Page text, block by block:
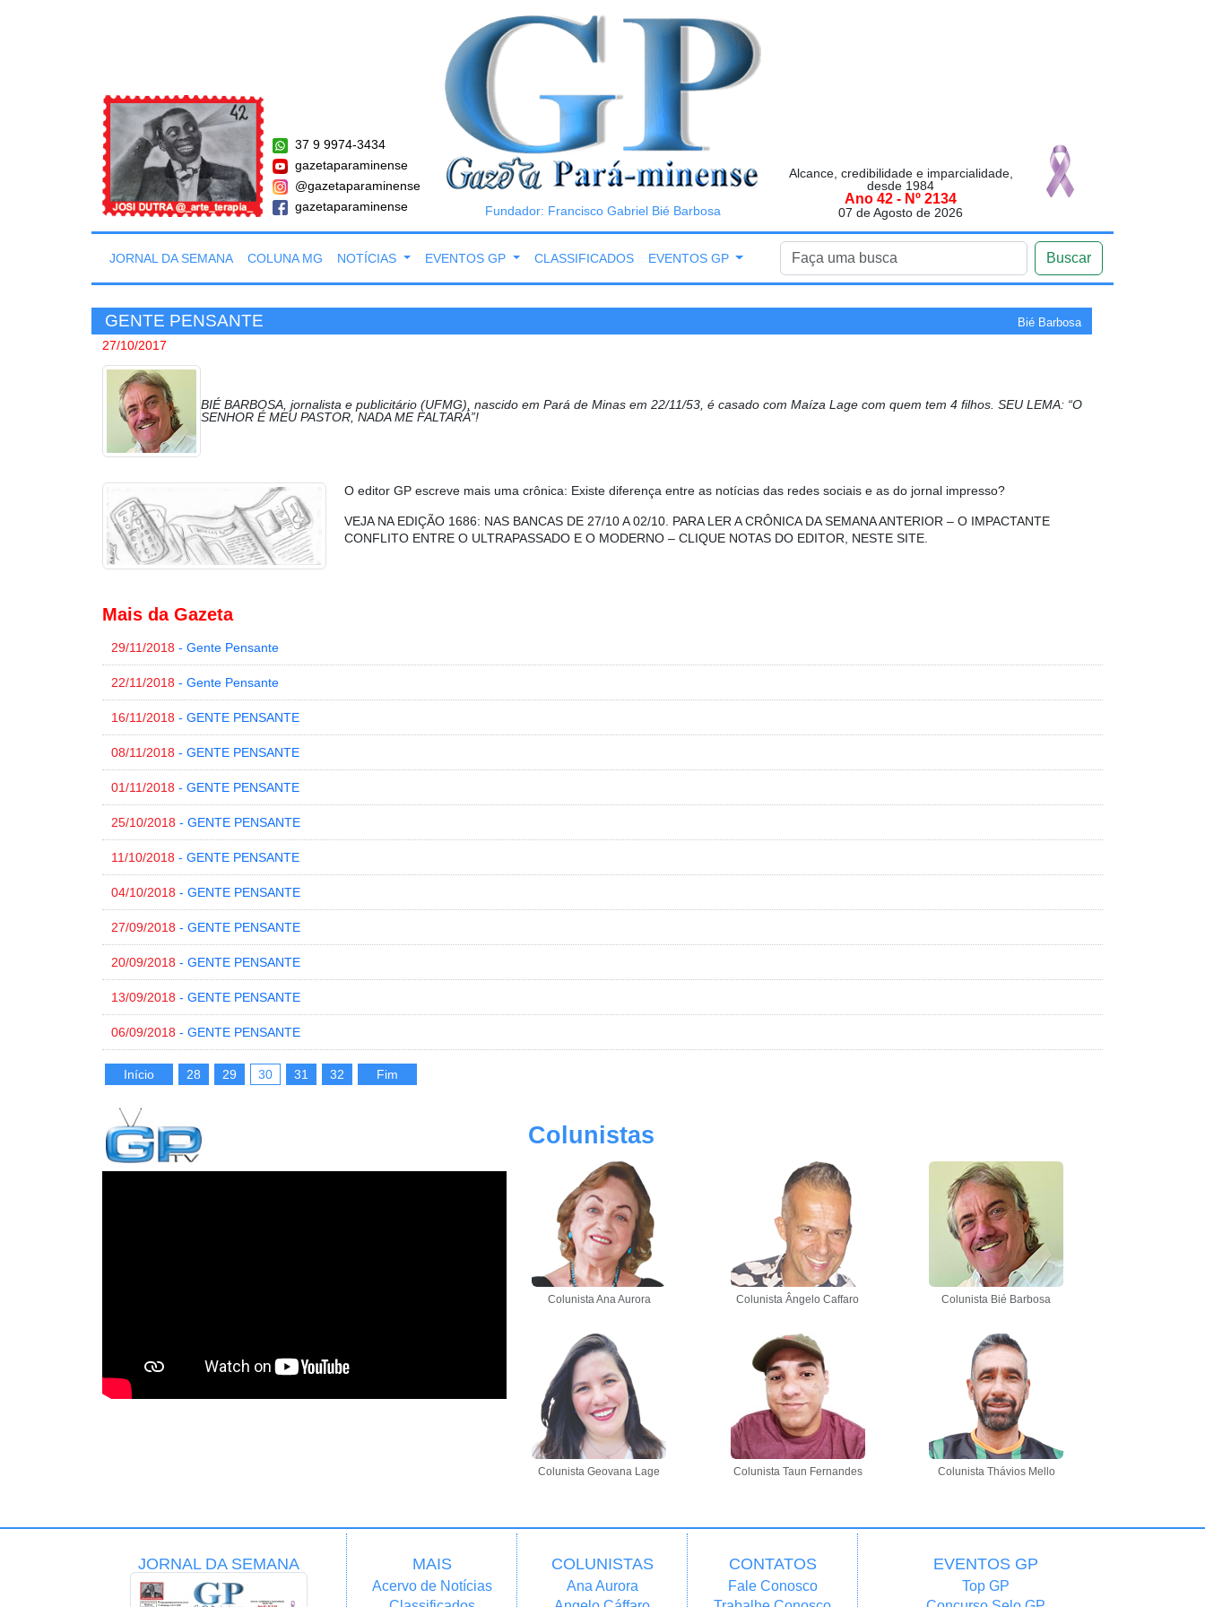
37 9 9974-3434
gazetaparaminense
@gazetaparaminense
gazetaparaminense
Fundador: Francisco Gabriel Bié Barbosa
Alcance, credibilidade e imparcialidade,
desde 1984
Ano 42 - Nº 2134
07 de Agosto de 2026
JORNAL DA SEMANA COLUNA MG NOTÍCIAS EVENTOS GP CLASSIFICADOS EVENTOS GP Buscar
GENTE PENSANTE Bié Barbosa
27/10/2017
BIÉ BARBOSA, jornalista e publicitário (UFMG), nascido em Pará de Minas em 22/11/53, é casado com Maíza Lage com quem tem 4 filhos. SEU LEMA: “O
SENHOR É MEU PASTOR, NADA ME FALTARÁ”!
O editor GP escreve mais uma crônica: Existe diferença entre as notícias das redes sociais e as do jornal impresso?
VEJA NA EDIÇÃO 1686: NAS BANCAS DE 27/10 A 02/10. PARA LER A CRÔNICA DA SEMANA ANTERIOR – O IMPACTANTE
CONFLITO ENTRE O ULTRAPASSADO E O MODERNO – CLIQUE NOTAS DO EDITOR, NESTE SITE.
Mais da Gazeta
29/11/2018 - Gente Pensante
22/11/2018 - Gente Pensante
16/11/2018 - GENTE PENSANTE
08/11/2018 - GENTE PENSANTE
01/11/2018 - GENTE PENSANTE
25/10/2018 - GENTE PENSANTE
11/10/2018 - GENTE PENSANTE
04/10/2018 - GENTE PENSANTE
27/09/2018 - GENTE PENSANTE
20/09/2018 - GENTE PENSANTE
13/09/2018 - GENTE PENSANTE
06/09/2018 - GENTE PENSANTE
Início 28 29 30 31 32 Fim
Colunistas
Colunista Ana Aurora Colunista Ângelo Caffaro Colunista Bié Barbosa
Colunista Geovana Lage Colunista Taun Fernandes Colunista Thávios Mello
JORNAL DA SEMANA MAIS
Acervo de Notícias
COLUNISTAS
Ana Aurora
CONTATOS
Fale Conosco
EVENTOS GP
Top GP